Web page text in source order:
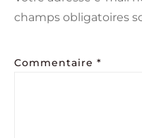
champs obligatoires
Commentaire *